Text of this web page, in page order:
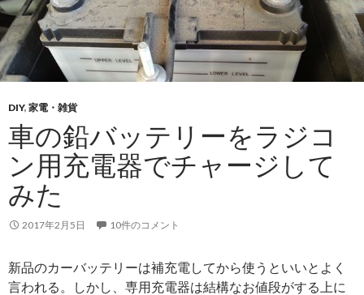
DIY, 家電・雑貨
車の鉛バッテリーをラジコ
ン用充電器でチャージして
みた
2017年2月5日 10件のコメント
新品のカーバッテリーは補充電してから使うといいとよく
言われる。しかし、専用充電器は結構なお値段がする上に